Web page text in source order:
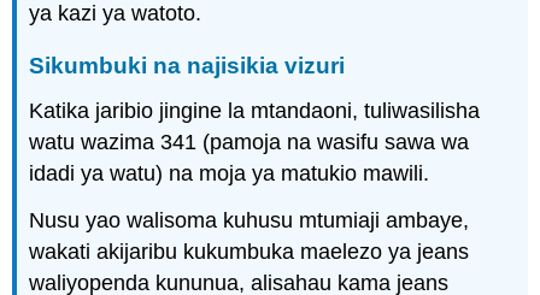
ya kazi ya watoto.
Sikumbuki na najisikia vizuri
Katika jaribio jingine la mtandaoni, tuliwasilisha
watu wazima 341 (pamoja na wasifu sawa wa
idadi ya watu) na moja ya matukio mawili.
Nusu yao walisoma kuhusu mtumiaji ambaye,
wakati akijaribu kukumbuka maelezo ya jeans
waliyopenda kununua, alisahau kama jeans